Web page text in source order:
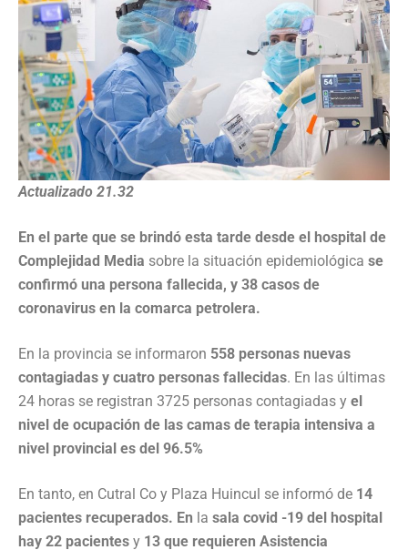
Actualizado 21.32
En el parte que se brindó esta tarde desde el hospital de
Complejidad Media sobre la situación epidemiológica se
confirmó una persona fallecida, y 38 casos de
coronavirus en la comarca petrolera.
En la provincia se informaron 558 personas nuevas
contagiadas y cuatro personas fallecidas. En las últimas
24 horas se registran 3725 personas contagiadas y el
nivel de ocupación de las camas de terapia intensiva a
nivel provincial es del 96.5%
En tanto, en Cutral Co y Plaza Huincul se informó de 14
pacientes recuperados. En la sala covid -19 del hospital
hay 22 pacientes y 13 que requieren Asistencia